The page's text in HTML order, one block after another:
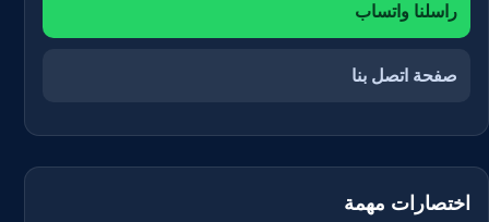
راسلنا واتساب
صفحة اتصل بنا
اختصارات مهمة